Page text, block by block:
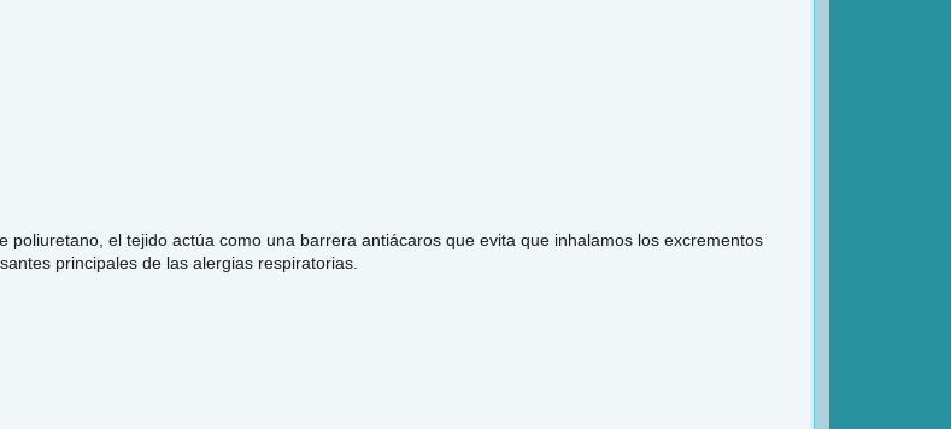
poliuretano, el tejido actúa como una barrera antiácaros que evita que inhalamos los excrementos
principales de las alergias respiratorias.